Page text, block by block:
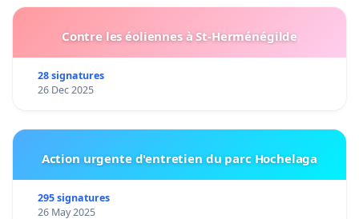
Contre les éoliennes à St-Herménégilde
28 signatures
26 Dec 2025
Action urgente d'entretien du parc Hochelaga
295 signatures
26 May 2025